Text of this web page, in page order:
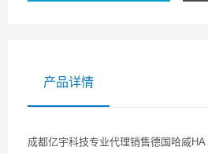
产品详情
成都亿宇科技专业代理销售德国哈威